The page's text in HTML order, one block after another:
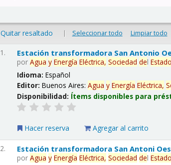
Quitar resaltado | Seleccionar todo Limpiar todo
1. Estación transformadora San Antonio
porAgua y Energía Eléctrica, Sociedad delEstado
Idioma:Español
Editor:Buenos Aires:Agua y Energía Eléctrica,
Disponibilidad: Ítems disponibles para
Hacer reserva Agregar al carrito
2. Estación transformadora San Antoni
porAgua y Energía Eléctrica, Sociedad delEstado